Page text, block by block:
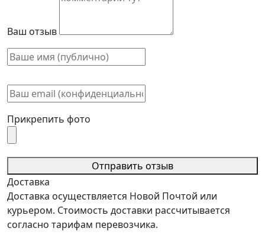
Ваш отзыв
Прикрепить фото
Отправить отзыв
Доставка
Доставка осуществляется Новой Почтой или
курьером. Стоимость доставки рассчитывается
согласно тарифам перевозчика.